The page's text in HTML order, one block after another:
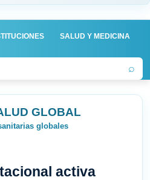
SALUD Y MEDICINA
⌕
GLOBAL
globales
activa